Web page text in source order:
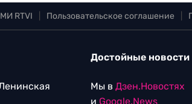
RTVI Пользовательское соглашение
Достойные новости
Мы в Дзен.Новостях
и Google.News